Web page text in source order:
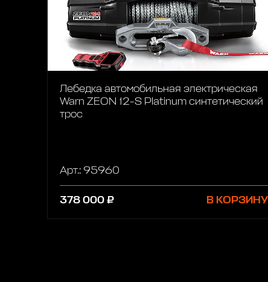
Лебедка автомобильная электрическая
Warn ZEON 12-S Platinum синтетический
трос
Арт.: 95960
378 000 ₽ В КОРЗИНУ